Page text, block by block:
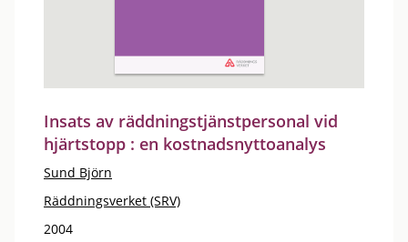
Insats av räddningstjänstpersonal vid
hjärtstopp : en kostnadsnyttoanalys
Sund Björn
Räddningsverket (SRV)
2004